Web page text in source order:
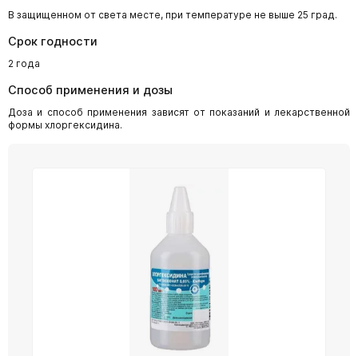
В защищенном от света месте, при температуре не выше 25 град.
Срок годности
2 года
Способ применения и дозы
Доза и способ применения зависят от показаний и лекарственной
формы хлоргексидина.